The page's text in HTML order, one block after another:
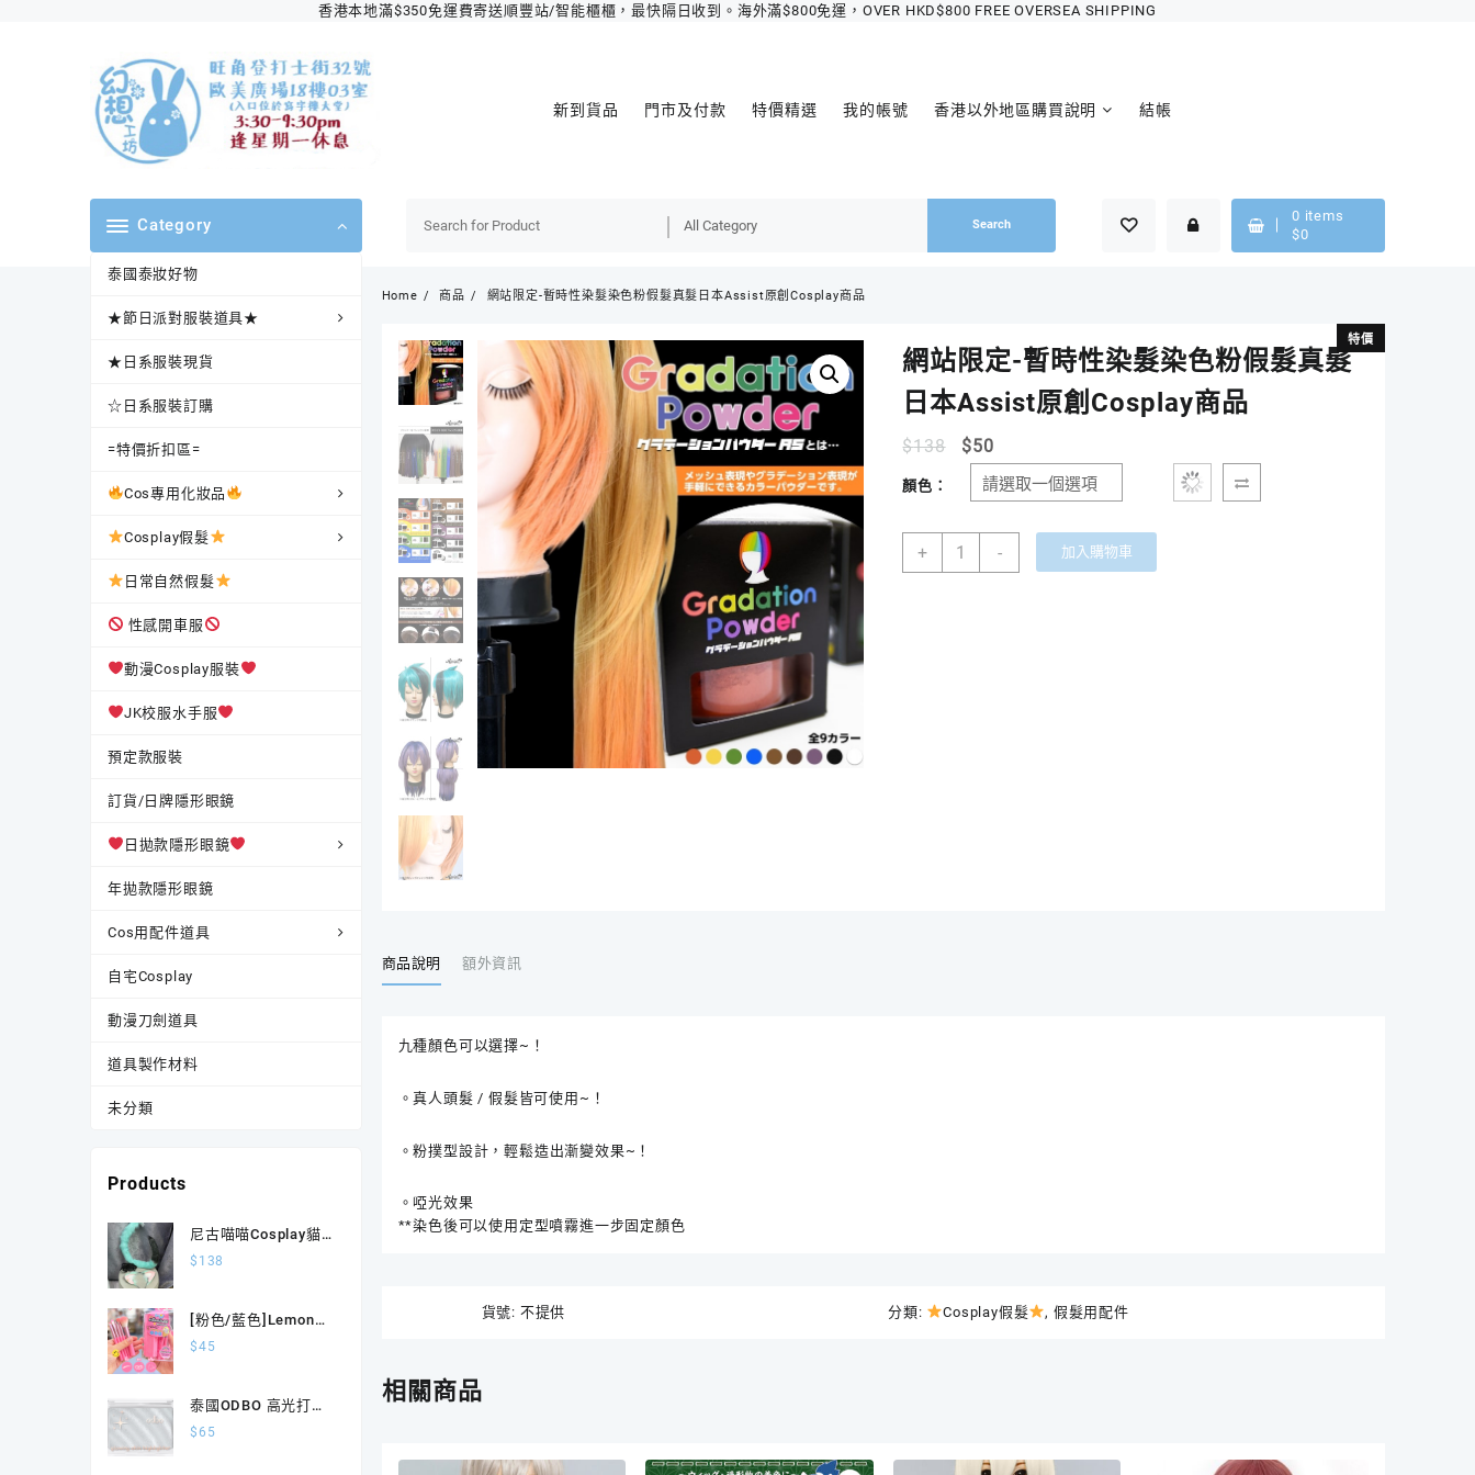
香港本地滿$350免運費寄送順豐站/智能櫃櫃，最快隔日收到。海外滿$800免運，OVER HKD$800 FREE OVERSEA SHIPPING
新到貨品 門市及付款 特價精選 我的帳號 香港以外地區購買說明 結帳
Category
泰國泰妝好物
★節日派對服裝道具★
★日系服裝現貨
☆日系服裝訂購
=特價折扣區=
Cos專用化妝品
Cosplay假髮
日常自然假髮
性感開車服
動漫Cosplay服裝
JK校服水手服
預定款服裝
訂貨/日牌隱形眼鏡
日拋款隱形眼鏡
年拋款隱形眼鏡
Cos用配件道具
自宅Cosplay
動漫刀劍道具
道具製作材料
未分類
Search
0 items
$0
Home 商品 網站限定-暫時性染髮染色粉假髮真髮日本Assist原創Cosplay商品
特價
網站限定-暫時性染髮染色粉假髮真髮
日本Assist原創Cosplay商品
$138 $50
顏色：
+ - 加入購物車
特價
商品說明 額外資訊
九種顏色可以選擇~！
。真人頭髮 / 假髮皆可使用~！
。粉撲型設計，輕鬆造出漸變效果~！
。啞光效果
**染色後可以使用定型噴霧進一步固定顏色
貨號: 不提供 分類: Cosplay假髮 , 假髮用配件
相關商品
Products
尼古喵喵Cosplay貓
耳+尾巴
$ 138
[粉色/藍色]Lemon
Me Petite 完美化妝
$45
泰國ODBO 高光打亮
盤 03銀色
$65